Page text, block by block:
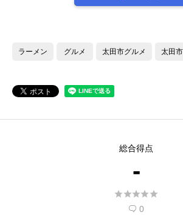
ラーメン グルメ 太田市グルメ 太田
総合得点
-

 0